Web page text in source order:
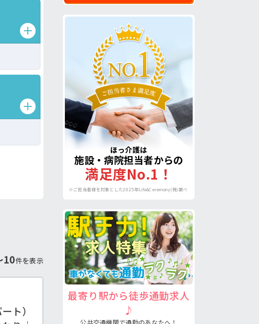
10件を表示
ト）
ほっ介護は
施設・病院担当者からの
満足度No.1！
※ご担当者様を対象とした2025年Life&Ceremony(株)調べ
っかり支
最寄り駅から徒歩通勤求人
♪